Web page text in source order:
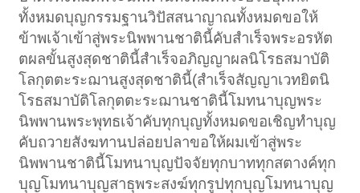
ทั้งหมดบุญกรรมฐานวิปัสสนาญาณทั้งหมดขอให้
ข้าพเจ้าเข้าสู่พระนิพพานชาตินี้คับสำเร็จพระอรหัต
ตผลขั้นสูงสุดชาตินี้สำเร็จอภิญญาผลนิโรธสมาบัติ
โลกุตตะระฌานสูงสุดชาตินี้(สำเร็จสัญญาเวทยิตนิ
โรธสมาบัติโลกุตตะระฌานชาตินี้โมทนาบุญพระ
นิพพานพระพุทธเจ้าคับทุกบุญทั้งหมดขอเชิญทำบุญ
คับถวายสังฆทานปล่อยปลาขอให้ผมเข้าสู่พระ
นิพพานชาตินี้โมทนาบุญปัจจัยทุกบาททุกสตางค์ทุก
บุญโมทนาบุญสาธุพระสงฆ์ทุกรูปทุกบุญโมทนาบุญ